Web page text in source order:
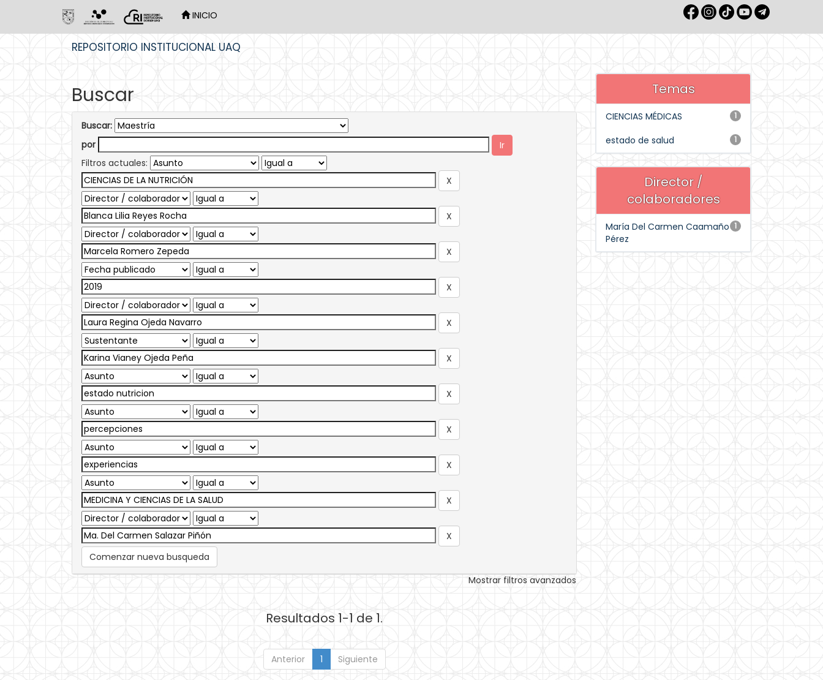
INICIO
REPOSITORIO INSTITUCIONAL UAQ
Buscar
Buscar:
por
Filtros actuales:
Comenzar nueva busqueda
Mostrar filtros avanzados
Resultados 1-1 de 1.
Anterior 1 Siguiente
Temas
1
CIENCIAS MÉDICAS
1
estado de salud
Director /
colaboradores
1
María Del Carmen Caamaño
Pérez